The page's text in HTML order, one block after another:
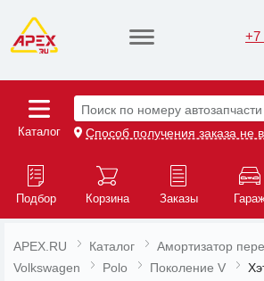
+7
Каталог
Поиск по номеру автозапчасти
Способ получения заказа не
Подбор Корзина Заказы
APEX.RU Каталог
Амортизатор
Volkswagen
Polo Поколение V